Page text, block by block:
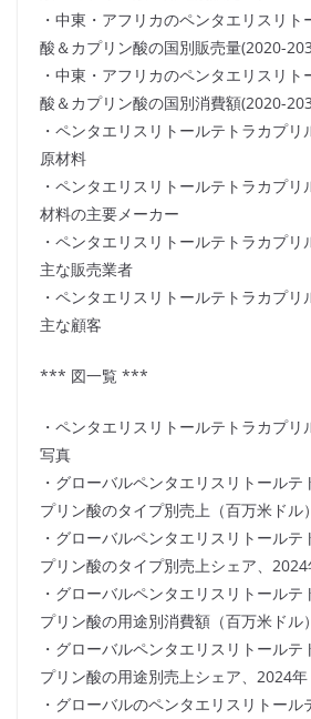
・中東・アフリカのペンタエリスリ
酸＆カプリン酸の国別販売量(2020-
・中東・アフリカのペンタエリスリ
酸＆カプリン酸の国別消費額(2020-
・ペンタエリスリトールテトラカプ
原材料
・ペンタエリスリトールテトラカプ
材料の主要メーカー
・ペンタエリスリトールテトラカプ
主な販売業者
・ペンタエリスリトールテトラカプ
主な顧客
*** 図一覧 ***
・ペンタエリスリトールテトラカプ
写真
・グローバルペンタエリスリトールテ
プリン酸のタイプ別売上（百万米ドル）
・グローバルペンタエリスリトールテ
プリン酸のタイプ別売上シェア、
・グローバルペンタエリスリトールテ
プリン酸の用途別消費額（百万米ドル）
・グローバルペンタエリスリトールテ
プリン酸の用途別売上シェア、2024年
・グローバルのペンタエリスリトール